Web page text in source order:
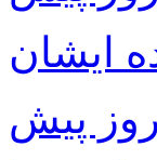
ایشان